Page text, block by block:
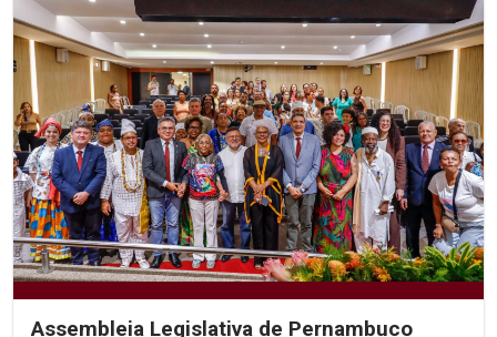
Assembleia Legislativa de Pernambuco